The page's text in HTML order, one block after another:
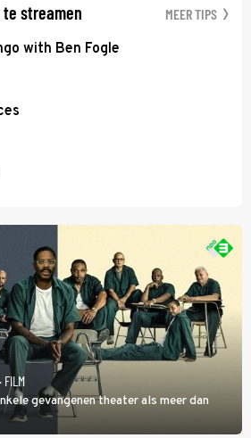
streamen MEER TIPS
with Ben Fogle
· FILM
gevangenen theater als meer dan